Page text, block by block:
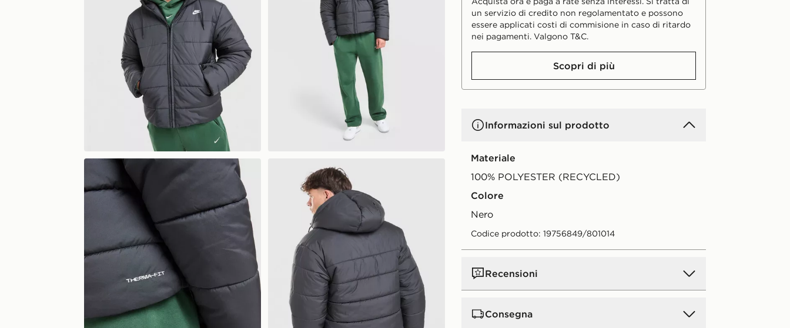
un servizio di credito non regolamentato e possono
essere applicati costi di commisione in caso di ritardo
nei pagamenti. Valgono T&C.
Scopri di più
Informazioni sul prodotto
Materiale
100% POLYESTER (RECYCLED)
Colore
nero
Codice prodotto: 19756849/801014
Recensioni
Consegna